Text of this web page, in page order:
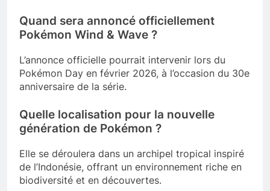
Quand sera annoncé officiellement
Pokémon Wind & Wave ?
L’annonce officielle pourrait intervenir lors du
Pokémon Day en février 2026, à l’occasion du 30e
anniversaire de la série.
Quelle localisation pour la nouvelle
génération de Pokémon ?
Elle se déroulera dans un archipel tropical inspiré
de l’Indonésie, offrant un environnement riche en
biodiversité et en découvertes.